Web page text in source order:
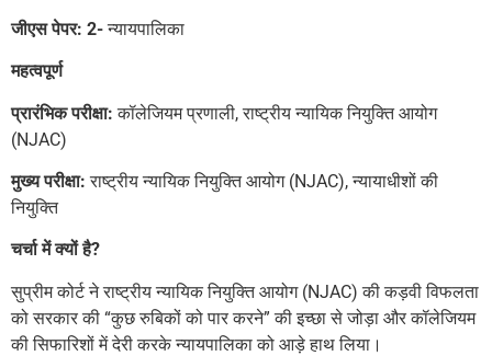
जीएस पेपर: 2-न्यायपालिका
महत्वपूर्ण
प्रारंभिक परीक्षा: कॉलेजियम प्रणाली, राष्ट्रीय न्यायिक नियुक्ति आयोग
(NJAC)
मुख्य परीक्षा: राष्ट्रीय न्यायिक नियुक्ति आयोग (NJAC), न्यायाधीशों की
नियुक्ति
चर्चा में क्यों है?
सुप्रीम कोर्ट ने राष्ट्रीय न्यायिक नियुक्ति आयोग (NJAC) की कड़वी विफलता
को सरकार की “कुछ रुबिकों को पार करने” की इच्छा से जोड़ा और कॉलेजियम
की सिफारिशों में देरी करके न्यायपालिका को आड़े हाथ लिया।